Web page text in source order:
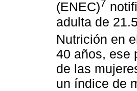
(ENEC)7
adulta de
Nutrición en
40 años, ese
de las
un índice de